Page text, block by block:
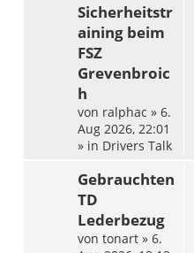
Sicherheitstr
aining beim
FSZ
Grevenbroic
h
von ralphac » 6.
Aug 2026, 22:01
» in Drivers Talk
Gebrauchten
TD
Lederbezug
von tonart » 6.